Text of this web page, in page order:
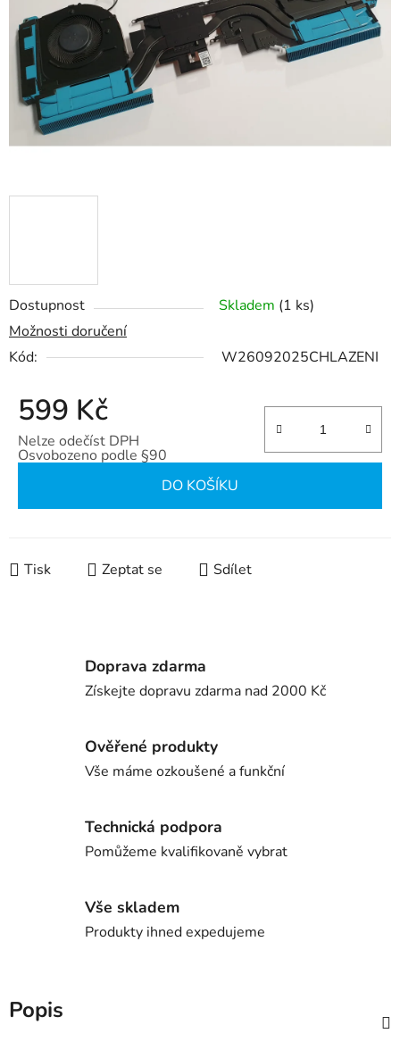
Dostupnost Skladem (1 ks)
Možnosti doručení
Kód:
W26092025CHLAZENI
599 Kč
Nelze odečíst DPH
Osvobozeno podle §90
DO KOŠÍKU
Tisk Zeptat se Sdílet
hvězdiček.
Doprava zdarma
Získejte dopravu zdarma nad 2000 Kč
Ověřené produkty
Vše máme ozkoušené a funkční
Technická podpora
Pomůžeme kvalifikovaně vybrat
Vše skladem
Produkty ihned expedujeme
Popis